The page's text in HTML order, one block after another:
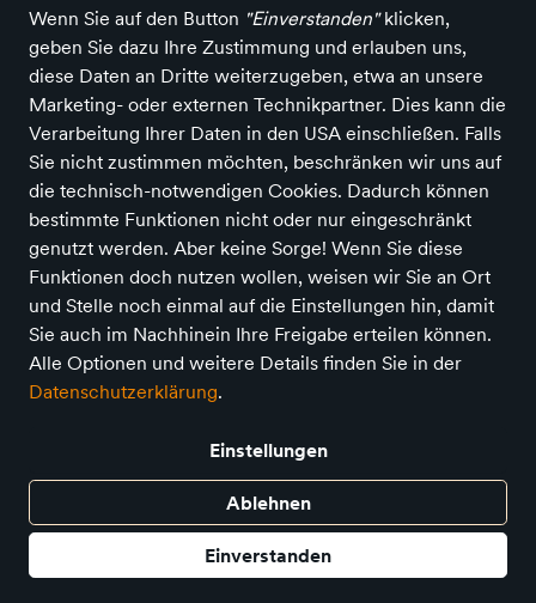
Wenn Sie auf den Button "Einverstanden"klicken,
geben Sie dazu Ihre Zustimmung und erlauben uns,
diese Daten an Dritte weiterzugeben, etwa an unsere
Marketing- oder externen Technikpartner. Dies kann die
Verarbeitung Ihrer Daten in den USA einschließen. Falls
Sie nicht zustimmen möchten, beschränken wir uns auf
die technisch-notwendigen Cookies. Dadurch können
bestimmte Funktionen nicht oder nur eingeschränkt
genutzt werden. Aber keine Sorge! Wenn Sie diese
Funktionen doch nutzen wollen, weisen wir Sie an Ort
und Stelle noch einmal auf die Einstellungen hin, damit
Sie auch im Nachhinein Ihre Freigabe erteilen können.
Alle Optionen und weitere Details finden Sie in der
Datenschutzerklärung.
Einstellungen
Ablehnen
Einverstanden
Alle Produkte
ALLE FILTER
Suchbegriff Angebote
52 Produkte